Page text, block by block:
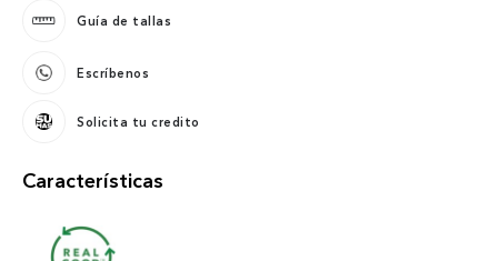
Guía de tallas
Escríbenos
Solicita tu credito
Características